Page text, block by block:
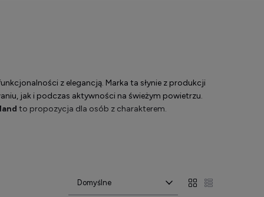
z elegancją. Marka ta słynie z produkcji
jak i podczas aktywności na świeżym powietrzu.
to propozycja dla osób z charakterem.